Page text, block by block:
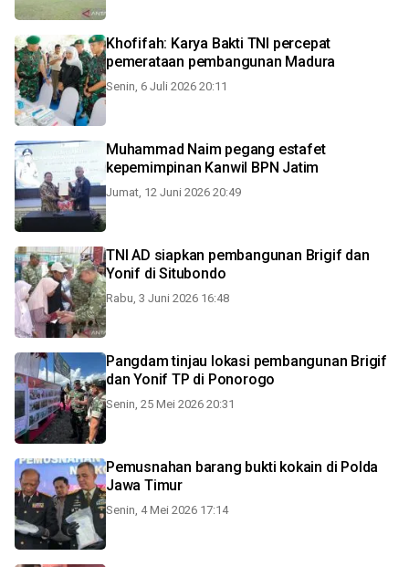
Khofifah: Karya Bakti TNI percepat
pemerataan pembangunan Madura
Senin, 6 Juli 2026 20:11
Muhammad Naim pegang estafet
kepemimpinan Kanwil BPN Jatim
Jumat, 12 Juni 2026 20:49
TNI AD siapkan pembangunan Brigif dan
Yonif di Situbondo
Rabu, 3 Juni 2026 16:48
Pangdam tinjau lokasi pembangunan Brigif
dan Yonif TP di Ponorogo
Senin, 25 Mei 2026 20:31
Pemusnahan barang bukti kokain di Polda
Jawa Timur
Senin, 4 Mei 2026 17:14